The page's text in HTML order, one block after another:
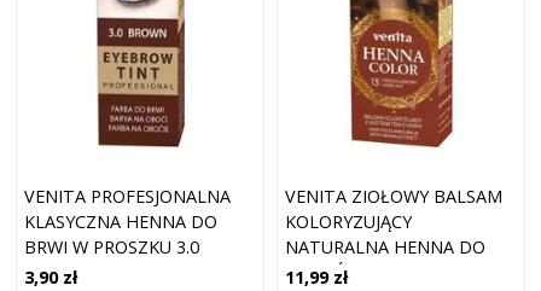
VENITA PROFESJONALNA
KLASYCZNA HENNA DO
BRWI W PROSZKU 3.0
BRĄZOWA
3,90 zł
VENITA ZIOŁOWY BALSAM
KOLORYZUJĄCY
NATURALNA HENNA DO
WŁOSÓW 13 ORZECHOWA
11,99 zł